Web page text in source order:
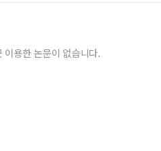
이용한 논문이 없습니다.